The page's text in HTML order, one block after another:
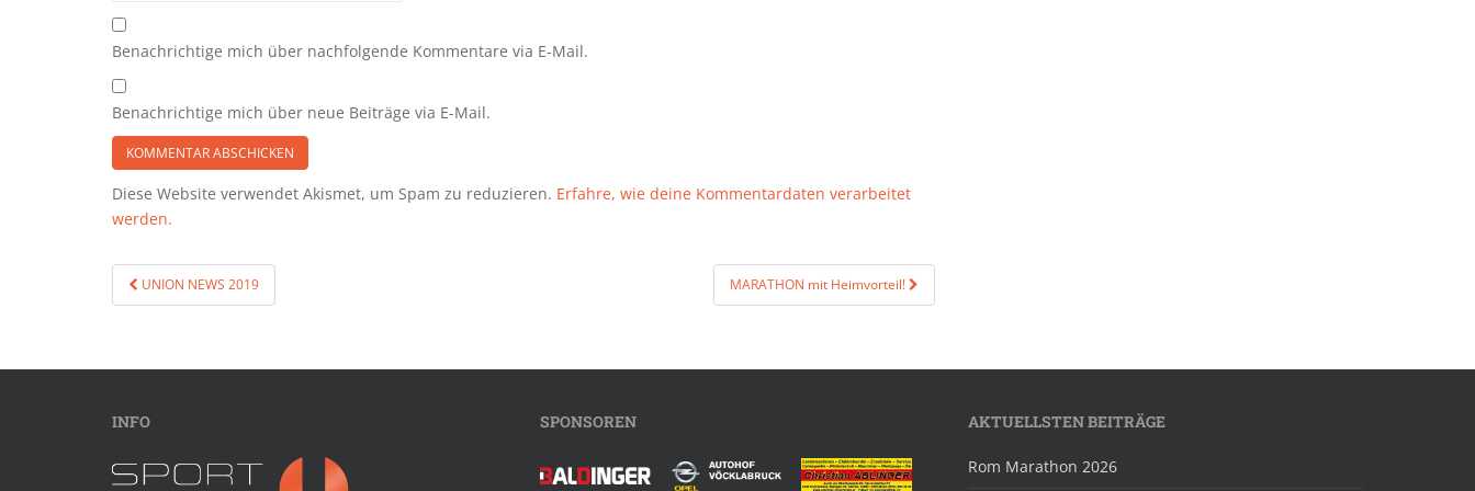
Benachrichtige mich über nachfolgende Kommentare via E-Mail.
Benachrichtige mich über neue Beiträge via E-Mail.
Diese Website verwendet Akismet, um Spam zu reduzieren. Erfahre, wie deine Kommentardaten verarbeitet
werden.
Beitragsnavigation
UNION NEWS 2019 MARATHON mit Heimvorteil!
INFO SPONSOREN AKTUELLSTEN BEITRÄGE
Rom Marathon 2026